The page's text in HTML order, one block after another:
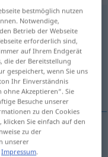
antippen)
bestmöglich nutzen
Notwendige,
Betrieb der Webseite
erforderlich sind,
auf Ihrem Endgerät
die der Bereitstellung
gespeichert, wenn Sie uns
Ihr Einverständnis
ohne Akzeptieren“. Sie
Besuche unserer
zu den Cookies
Sie einfach auf den
zu der
unserer
Impressum.